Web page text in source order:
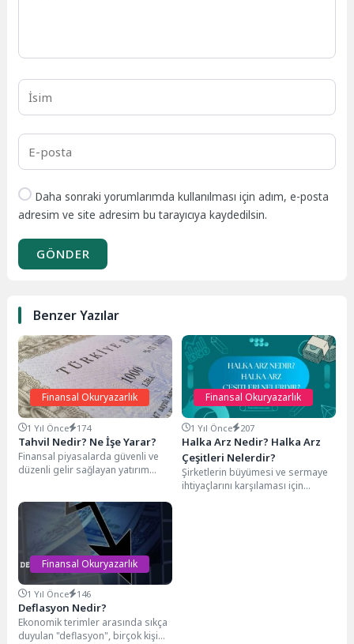
Daha sonraki yorumlarımda kullanılması için adım, e-posta
adresim ve site adresim bu tarayıcıya kaydedilsin.
GÖNDER
Benzer Yazılar
Finansal Okuryazarlık
1 Yıl Önce 174
Tahvil Nedir? Ne İşe Yarar?
Finansal piyasalarda güvenli ve
düzenli gelir sağlayan yatırım
Finansal Okuryazarlık
1 Yıl Önce 207
Halka Arz Nedir? Halka Arz
Çeşitleri Nelerdir?
Şirketlerin büyümesi ve sermaye
ihtiyaçlarını karşılaması için
Finansal Okuryazarlık
1 Yıl Önce 146
Deflasyon Nedir?
Ekonomik terimler arasında sıkça
duyulan "deflasyon", birçok kişi